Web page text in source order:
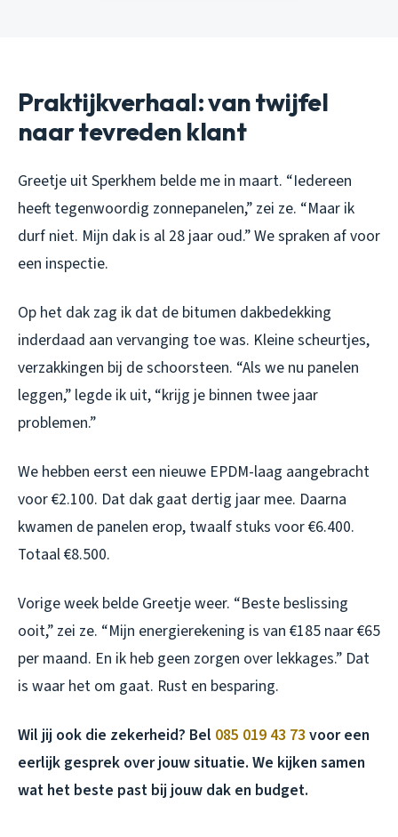
Praktijkverhaal: van twijfel
naar tevreden klant
Greetje uit Sperkhem belde me in maart. “Iedereen
heeft tegenwoordig zonnepanelen,” zei ze. “Maar ik
durf niet. Mijn dak is al 28 jaar oud.” We spraken af voor
een inspectie.
Op het dak zag ik dat de bitumen dakbedekking
inderdaad aan vervanging toe was. Kleine scheurtjes,
verzakkingen bij de schoorsteen. “Als we nu panelen
leggen,” legde ik uit, “krijg je binnen twee jaar
problemen.”
We hebben eerst een nieuwe EPDM-laag aangebracht
voor €2.100. Dat dak gaat dertig jaar mee. Daarna
kwamen de panelen erop, twaalf stuks voor €6.400.
Totaal €8.500.
Vorige week belde Greetje weer. “Beste beslissing
ooit,” zei ze. “Mijn energierekening is van €185 naar €65
per maand. En ik heb geen zorgen over lekkages.” Dat
is waar het om gaat. Rust en besparing.
Wil jij ook die zekerheid? Bel 085 019 43 73 voor een
eerlijk gesprek over jouw situatie. We kijken samen
wat het beste past bij jouw dak en budget.